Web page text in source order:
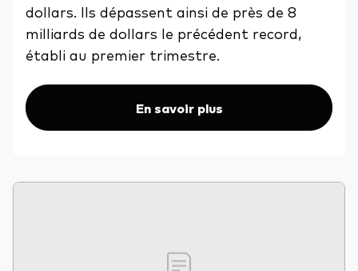
dollars. Ils dépassent ainsi de près de 8
milliards de dollars le précédent record,
établi au premier trimestre.
En savoir plus